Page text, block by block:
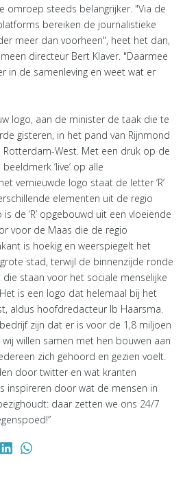
omroep steeds belangrijker. "Via de
bereiken de journalistieke
meer dan voorheen", heet het dan,
directeur Bert Klaver. "Daarmee
in de samenleving en weet wat er
logo, aan de minister de taak die te
gisteren, in het pand van Rijnmond
West. Met een druk op de
‘live’ op alle
vernieuwde logo staat de letter ‘R’
elementen uit de regio
de ‘R’ opgebouwd uit een vloeiende
voor de Maas die de regio
is hoekig en weerspiegelt het
stad, terwijl de binnenzijde ronde
die staan voor het sociale menselijke
is een logo dat helemaal bij het
aldus hoofdredacteur Ib Haarsma.
zijn dat er is voor de 1,8 miljoen
willen samen met hen bouwen aan
zich gehoord en gezien voelt.
door twitter en wat kranten
inspireren door wat de mensen in
daar zetten we ons 24/7